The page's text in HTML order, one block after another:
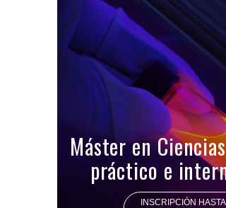
Máster en
práctico e
INSCRIPCIÓN